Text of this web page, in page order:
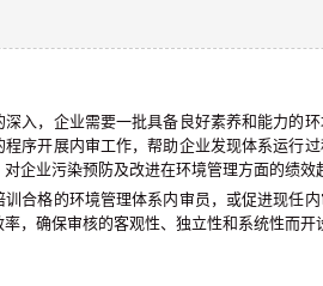
深入，企业需要一批具备良好素养和能力的
程序开展内审工作，帮助企业发现体系运行
企业污染预防及改进在环境管理方面的绩效
训合格的环境管理体系内审员，或促进现任
，确保审核的客观性、独立性和系统性而开